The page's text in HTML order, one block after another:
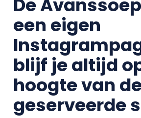
De
een eigen
blijf je altijd
hoogte van
geserveerde